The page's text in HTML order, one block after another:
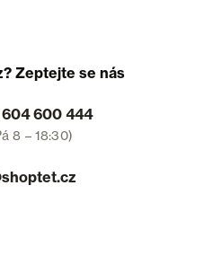
Zeptejte se nás
600 444
8 – 18:30)